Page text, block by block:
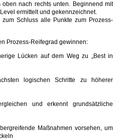
nach rechts unten. Beginnend mit
ermittelt und gekennzeichnet.
Schluss alle Punkte zum Prozess-
Prozess-Reifegrad gewinnen:
Lücken auf dem Weg zu „Best in
logischen Schritte zu höherer
und erkennt grundsätzliche
Maßnahmen vorsehen, um